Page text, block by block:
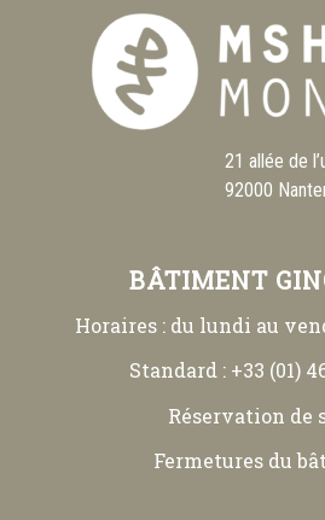
21 allée de
92000
BÂTIMENT
Horaires : du lundi au
Standard : +33 (01)
Réservation de
Fermetures du